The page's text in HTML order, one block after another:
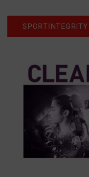
SPORTINTEGRITY